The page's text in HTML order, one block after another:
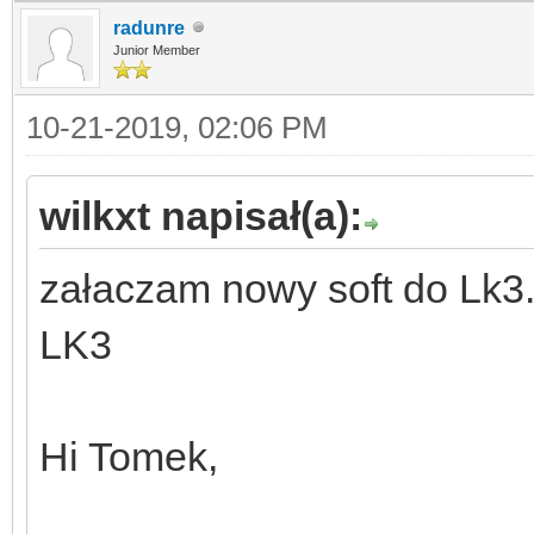
radunre
Junior Member
10-21-2019, 02:06 PM
wilkxt napisał(a):
załaczam nowy soft do
LK3
Hi Tomek,